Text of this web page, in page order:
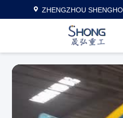
ZHENGZHOU